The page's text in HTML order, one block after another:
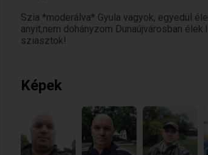
Szia *moderálva* Gyula vagyok, egyedül
anyit,nem dohányzom Dunaújvárosban
sziasztok!
Képek